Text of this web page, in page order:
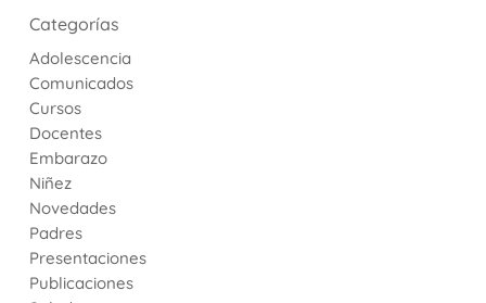
Categorías
Adolescencia
Comunicados
Cursos
Docentes
Embarazo
Niñez
Novedades
Padres
Presentaciones
Publicaciones